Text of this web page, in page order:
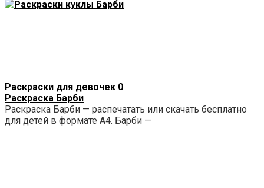
Раскраски для девочек 0
Раскраска Барби
Раскраска Барби — распечатать или скачать бесплатно
для детей в формате А4. Барби —